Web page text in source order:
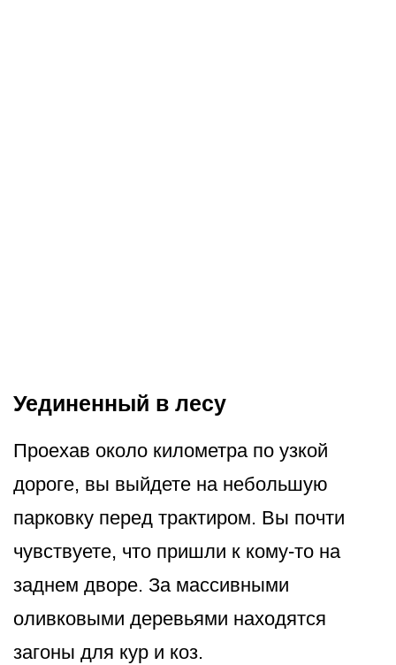
Уединенный в лесу
Проехав около километра по узкой
дороге, вы выйдете на небольшую
парковку перед трактиром. Вы почти
чувствуете, что пришли к кому-то на
заднем дворе. За массивными
оливковыми деревьями находятся
загоны для кур и коз.